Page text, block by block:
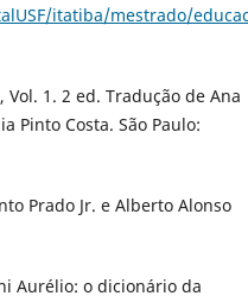
itatiba/mestrado/
Vol. 1. 2 ed. Tradução de Ana
Pinto Costa. São Paulo:
Prado Jr. e Alberto Alonso
Aurélio: o dicionário da